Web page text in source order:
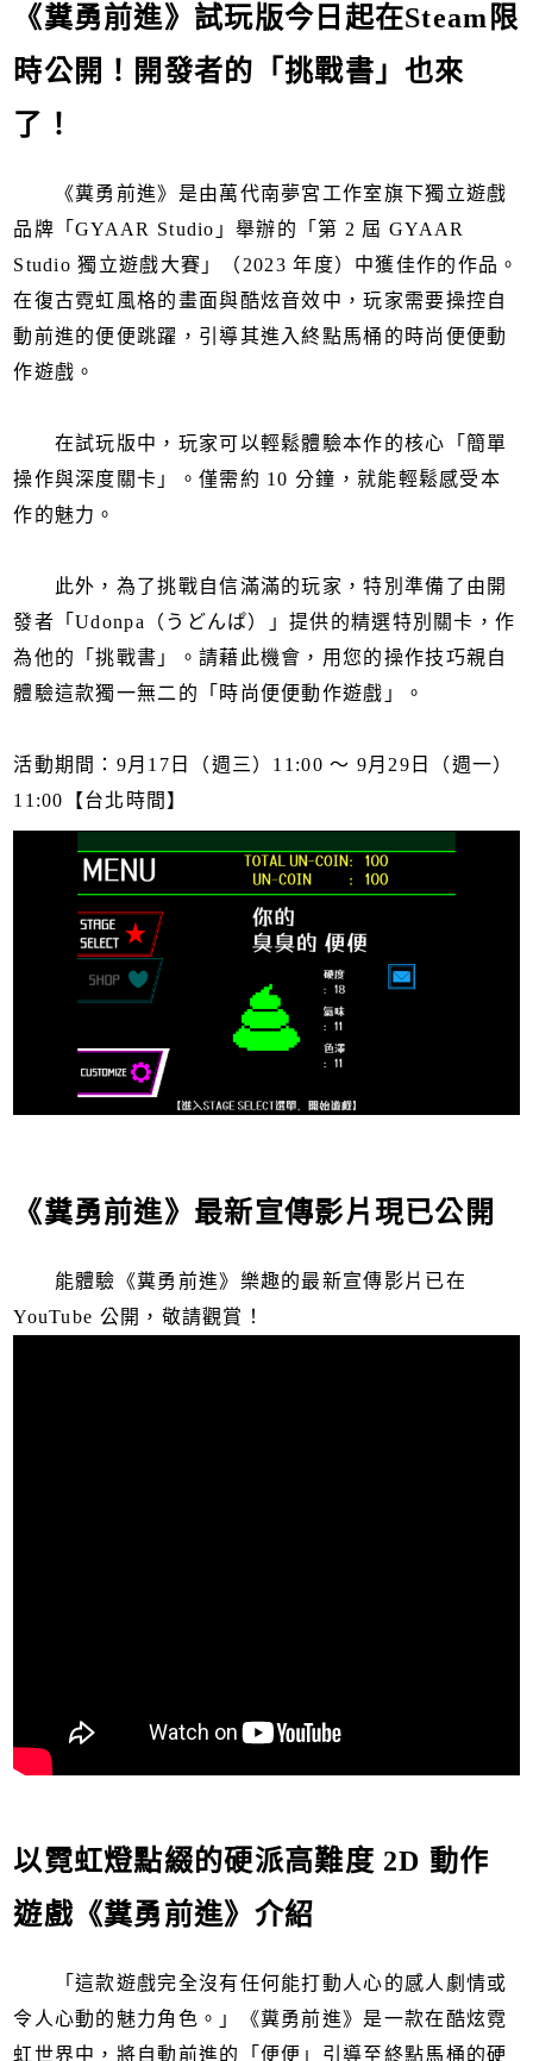
《糞勇前進》試玩版今日起在Steam限
時公開！開發者的「挑戰書」也來
了！
《糞勇前進》是由萬代南夢宮工作室旗下獨立遊戲
品牌「GYAAR Studio」舉辦的「第 2 屆 GYAAR
Studio 獨立遊戲大賽」（2023 年度）中獲佳作的作品。
在復古霓虹風格的畫面與酷炫音效中，玩家需要操控自
動前進的便便跳躍，引導其進入終點馬桶的時尚便便動
作遊戲。
在試玩版中，玩家可以輕鬆體驗本作的核心「簡單
操作與深度關卡」。僅需約 10 分鐘，就能輕鬆感受本
作的魅力。
此外，為了挑戰自信滿滿的玩家，特別準備了由開
發者「Udonpa（うどんぱ）」提供的精選特別關卡，作
為他的「挑戰書」。請藉此機會，用您的操作技巧親自
體驗這款獨一無二的「時尚便便動作遊戲」。
活動期間：9月17日（週三）11:00 ～ 9月29日（週一）
11:00【台北時間】
《糞勇前進》最新宣傳影片現已公開
能體驗《糞勇前進》樂趣的最新宣傳影片已在
YouTube 公開，敬請觀賞！
以霓虹燈點綴的硬派高難度 2D 動作
遊戲《糞勇前進》介紹
「這款遊戲完全沒有任何能打動人心的感人劇情或
令人心動的魅力角色。」《糞勇前進》是一款在酷炫霓
虹世界中，將自動前進的「便便」引導至終點馬桶的硬